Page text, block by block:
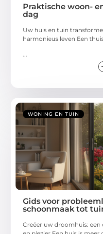
Praktische woon-
dag
Uw huis en tuin
harmonieus leven Een
...
WONING EN TUIN
Gids voor
schoonmaak tot
Creëer uw droomhuis: